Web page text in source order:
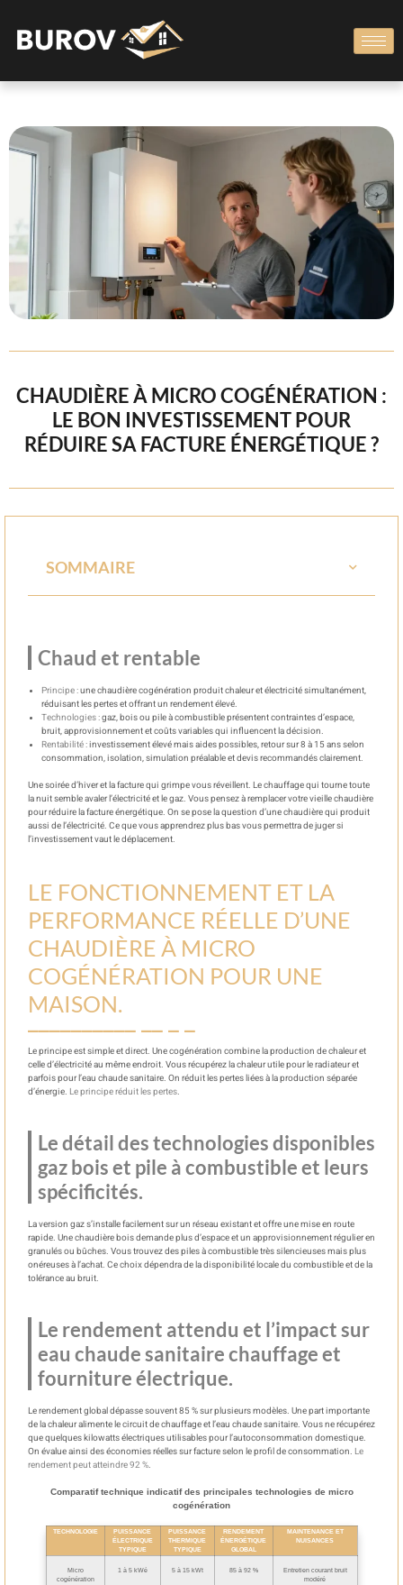
CHAUDIÈRE À MICRO COGÉNÉRATION :
LE BON INVESTISSEMENT POUR
RÉDUIRE SA FACTURE ÉNERGÉTIQUE ?
SOMMAIRE
Chaud et rentable
Principe :une chaudière cogénération produit chaleur et électricité simultanément,
réduisant les pertes et offrant un rendement élevé.
Technologies :gaz, bois ou pile à combustible présentent contraintes d’espace,
bruit, approvisionnement et coûts variables qui influencent la décision.
Rentabilité :investissement élevé mais aides possibles, retour sur 8 à 15 ans selon
consommation, isolation, simulation préalable et devis recommandés clairement.
Une soirée d’hiver et la facture qui grimpe vous réveillent. Le chauffage qui tourne toute
la nuit semble avaler l’électricité et le gaz. Vous pensez à remplacer votre vieille chaudière
pour réduire la facture énergétique. On se pose la question d’une chaudière qui produit
aussi de l’électricité. Ce que vous apprendrez plus bas vous permettra de juger si
l’investissement vaut le déplacement.
LE FONCTIONNEMENT ET LA
PERFORMANCE RÉELLE D’UNE
CHAUDIÈRE À MICRO
COGÉNÉRATION POUR UNE
MAISON.
Le principe est simple et direct. Une cogénération combine la production de chaleur et
celle d’électricité au même endroit. Vous récupérez la chaleur utile pour le radiateur et
parfois pour l’eau chaude sanitaire. On réduit les pertes liées à la production séparée
d’énergie. Le principe réduit les pertes.
Le détail des technologies disponibles
gaz bois et pile à combustible et leurs
spécificités.
La version gaz s’installe facilement sur un réseau existant et offre une mise en route
rapide. Une chaudière bois demande plus d’espace et un approvisionnement régulier en
granulés ou bûches. Vous trouvez des piles à combustible très silencieuses mais plus
onéreuses à l’achat. Ce choix dépendra de la disponibilité locale du combustible et de la
tolérance au bruit.
Le rendement attendu et l’impact sur
eau chaude sanitaire chauffage et
fourniture électrique.
Le rendement global dépasse souvent 85 % sur plusieurs modèles. Une part importante
de la chaleur alimente le circuit de chauffage et l’eau chaude sanitaire. Vous ne récupérez
que quelques kilowatts électriques utilisables pour l’autoconsommation domestique.
On évalue ainsi des économies réelles sur facture selon le profil de consommation. Le
rendement peut atteindre 92 %.
Comparatif technique indicatif des principales technologies de micro
cogénération
TECHNOLOGIE
PUISSANCE
ÉLECTRIQUE
TYPIQUE
PUISSANCE
THERMIQUE
TYPIQUE
RENDEMENT
ÉNERGÉTIQUE
GLOBAL
MAINTENANCE ET
NUISANCES
Micro
cogénération
1 à 5 kWé 5 à 15 kWt 85 à 92 %
Entretien courant bruit
modéré